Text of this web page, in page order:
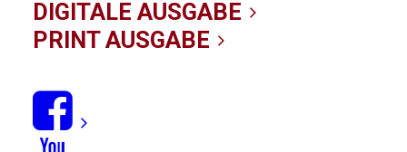
DIGITALE AUSGABE
PRINT AUSGABE
ICH MÖCHTE DAS KITE MAGAZIN VERSCHENKEN.
WIE KANN ICH MEIN ABO KÜNDIGEN